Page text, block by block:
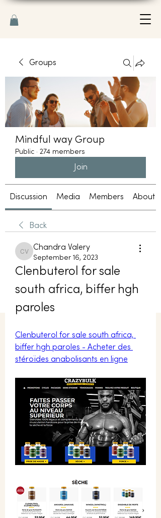
Groups
Mindful way Group
Public · 274 members
Join
Discussion Media Members About
Back
Chandra Valery
Chandra Valery
September 16, 2023
Clenbuterol for sale
south africa, biffer hgh
paroles
Clenbuterol for sale south africa,
biffer hgh paroles - Acheter des
stéroïdes anabolisants en ligne